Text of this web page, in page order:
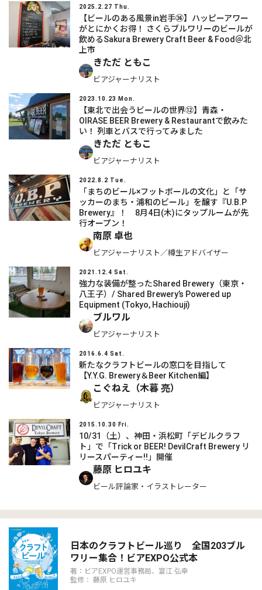
2025.2.27 Thu.
【ビールのある風景in岩手㊱】ハッピーアワー
がとにかくお得！ さくらブルワリーのビールが
飲めるSakura Brewery Craft Beer & Food＠北
上市
きただ ともこ
ビアジャーナリスト
2023.10.23 Mon.
【東北で出会うビールの世界⑫】青森・
OIRASE BEER Brewery & Restaurantで飲みた
い！ 列車とバスで行ってみました
きただ ともこ
ビアジャーナリスト
2022.8.2 Tue.
「まちのビール×フットボールの文化」と「サ
ッカーのまち・浦和のビール」を醸す『U.B.P
Brewery』！ 8月4日(木)にタップルームが先
行オープン！
南原 卓也
ビアジャーナリスト／樽生アドバイザー
2021.12.4 Sat.
強力な装備が整ったShared Brewery（東京・
八王子）/ Shared Brewery’s Powered up
Equipment (Tokyo, Hachiouji)
ブルワル
ビアジャーナリスト
2016.6.4 Sat.
新たなクラフトビールの窓口を目指して
【Y.Y.G. Brewery＆Beer Kitchen編】
こぐねえ（木暮 亮）
ビアジャーナリスト
2015.10.30 Fri.
10/31（土）、神田・浜松町「デビルクラフ
ト」で「Trick or BEER! DevilCraft Brewery リ
リースパーティー!!」開催
藤原 ヒロユキ
ビール評論家・イラストレーター
日本のクラフトビール巡り 全国203ブル
ワリー集合！ビアEXPO公式本
著：ビアEXPO運営事務局、富江 弘幸
監修： 藤原 ヒロユキ